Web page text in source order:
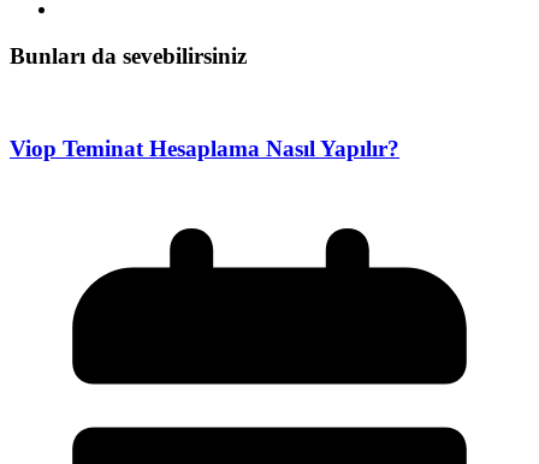
Bunları da sevebilirsiniz
Viop Teminat Hesaplama Nasıl Yapılır?